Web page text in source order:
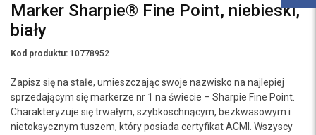
Marker Sharpie® Fine Point, niebieski,
biały
Kod produktu: 10778952
Zapisz się na stałe, umieszczając swoje nazwisko na najlepiej
sprzedającym się markerze nr 1 na świecie – Sharpie Fine Point.
Charakteryzuje się trwałym, szybkoschnącym, bezkwasowym i
nietoksycznym tuszem, który posiada certyfikat ACMI. Wszyscy